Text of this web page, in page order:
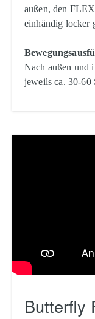
außen, den
einhändig locker
Nach außen und
jeweils ca. 30-60
Butterfly